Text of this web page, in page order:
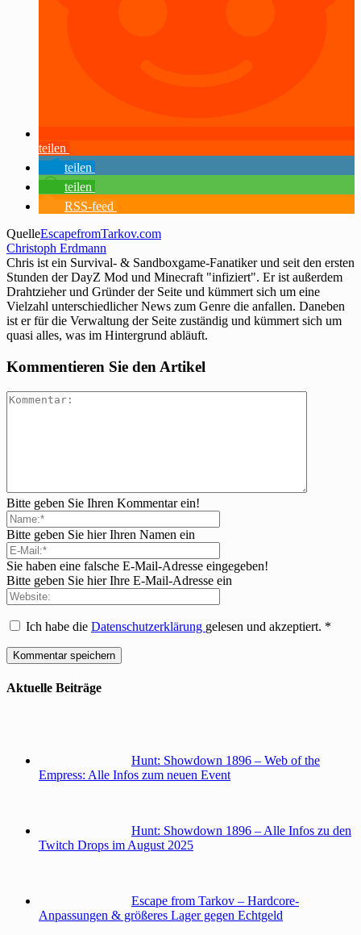
teilen
teilen
teilen
RSS-feed
QuelleEscapefromTarkov.com
Christoph Erdmann
Chris ist ein Survival- & Sandboxgame-Fanatiker und seit den ersten
Stunden der DayZ Mod und Minecraft "infiziert". Er ist außerdem
Drahtzieher und Gründer der Seite und kümmert sich um eine
Vielzahl unterschiedlicher News zum Genre die anfallen. Daneben
ist er für die Verwaltung der Seite zuständig und kümmert sich um
quasi alles, was im Hintergrund abläuft.
Kommentieren Sie den Artikel
Bitte geben Sie Ihren Kommentar ein!
Bitte geben Sie hier Ihren Namen ein
Sie haben eine falsche E-Mail-Adresse eingegeben!
Bitte geben Sie hier Ihre E-Mail-Adresse ein
Ich habe die Datenschutzerklärung gelesen und akzeptiert. *
Aktuelle Beiträge
Hunt: Showdown 1896 – Web of the
Empress: Alle Infos zum neuen Event
Hunt: Showdown 1896 – Alle Infos zu den
Twitch Drops im August 2025
Escape from Tarkov – Hardcore-
Anpassungen & größeres Lager gegen Echtgeld